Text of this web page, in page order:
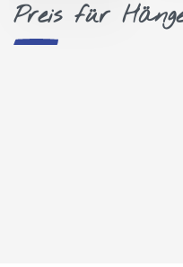
Preis für